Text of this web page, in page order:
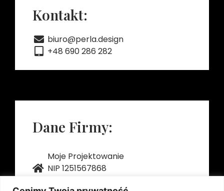
Kontakt:
biuro@perla.design
+48 690 286 282
Dane Firmy:
Moje Projektowanie
NIP 1251567868